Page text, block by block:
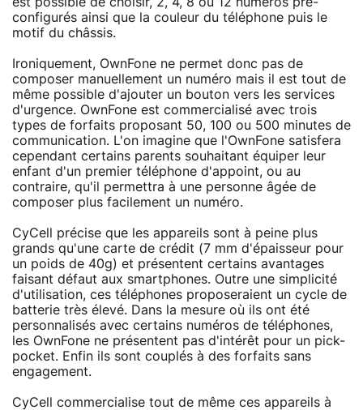
configurés ainsi que la couleur du téléphone puis le
motif du châssis.
Ironiquement, OwnFone ne permet donc pas de
composer manuellement un numéro mais il est tout de
même possible d'ajouter un bouton vers les services
d'urgence. OwnFone est commercialisé avec trois
types de forfaits proposant 50, 100 ou 500 minutes de
communication. L'on imagine que l'OwnFone satisfera
cependant certains parents souhaitant équiper leur
enfant d'un premier téléphone d'appoint, ou au
contraire, qu'il permettra à une personne âgée de
composer plus facilement un numéro.
CyCell précise que les appareils sont à peine plus
grands qu'une carte de crédit (7 mm d'épaisseur pour
un poids de 40g) et présentent certains avantages
faisant défaut aux smartphones. Outre une simplicité
d'utilisation, ces téléphones proposeraient un cycle de
batterie très élevé. Dans la mesure où ils ont été
personnalisés avec certains numéros de téléphones,
les OwnFone ne présentent pas d'intérêt pour un pick-
pocket. Enfin ils sont couplés à des forfaits sans
engagement.
CyCell commercialise tout de même ces appareils à